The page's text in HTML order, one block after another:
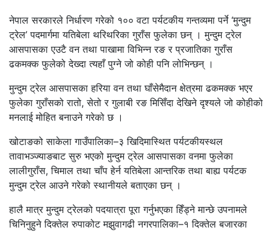
नेपाल सरकारले निर्धारण गरेको १०० वटा पर्यटकीय गन्तव्यमा पर्ने ‘मुन्दुम
ट्रेल’ पदमार्गमा यतिबेला थरिथरिका गुराँस फुलेका छन् । मुन्दुम ट्रेल
आसपासका एउटै वन तथा पाखामा विभिन्न रङ र प्रजातिका गुराँस
ढकमक्क फुलेको देख्दा त्यहाँ पुग्ने जो कोही पनि लोभिन्छन् ।
मुन्दुम ट्रेल आसपासका हरिया वन तथा घाँसेमैदान क्षेत्रमा ढकमक्क भएर
फुलेका गुराँसको रातो, सेतो र गुलाबी रङ मिसिँदा देखिने दृश्यले जो कोहीको
मनलाई मोहित बनाउने गरेको छ ।
खोटाङको साकेला गाउँपालिका–३ खिदिमास्थित पर्यटकीयस्थल
तावाभञ्ज्याङबाट सुरु भएको मुन्दुम ट्रेल आसपासका वनमा फुलेका
लालीगुराँस, चिमाल तथा चाँप हेर्न यतिबेला आन्तरिक तथा बाह्य पर्यटक
मुन्दुम ट्रेल आउने गरेको स्थानीयले बताएका छन् ।
हालै मात्र मुन्दुम ट्रेलको पदयात्रा पूरा गर्नुभएका हिँड्ने मान्छे उपनामले
चिनिनुहुने दिक्तेल रुपाकोट मझुवागढी नगरपालिका–१ दिक्तेल बजारका